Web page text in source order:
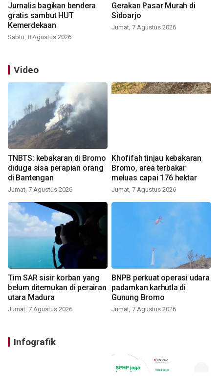
Jurnalis bagikan bendera
gratis sambut HUT
Kemerdekaan
Sabtu, 8 Agustus 2026
Gerakan Pasar Murah di
Sidoarjo
Jumat, 7 Agustus 2026
Video
TNBTS: kebakaran di Bromo
diduga sisa perapian orang
di Bantengan
Jumat, 7 Agustus 2026
Khofifah tinjau kebakaran
Bromo, area terbakar
meluas capai 176 hektar
Jumat, 7 Agustus 2026
Tim SAR sisir korban yang
belum ditemukan di perairan
utara Madura
Jumat, 7 Agustus 2026
BNPB perkuat operasi udara
padamkan karhutla di
Gunung Bromo
Jumat, 7 Agustus 2026
Infografik